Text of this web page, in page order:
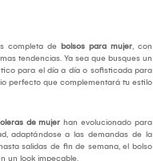
completa de bolsos para mujer, con
tendencias. Ya sea que busques un
para el día a día o sofisticada para
perfecto que complementará tu estilo
de mujer han evolucionado para
adaptándose a las demandas de la
salidas de fin de semana, el bolso
un look impecable.